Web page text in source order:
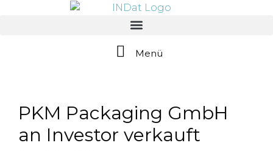
Menü
PKM Packaging GmbH
an Investor verkauft